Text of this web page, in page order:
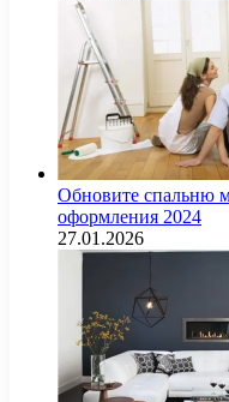
Обновите спальню
оформления 2024
27.01.2026